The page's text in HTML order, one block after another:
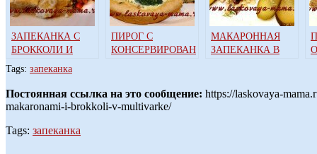
ЗАПЕКАНКА С
БРОККОЛИ И
ЦВЕТНОЙ
КАПУСТОЙ В
МУЛЬТИВАРКЕ
ПИРОГ С
КОНСЕРВИРОВАННОЙ
МУЛЬТИВАРКЕ
МАКАРОННАЯ
ЗАПЕКАНКА В
Tags: запеканка
Постоянная ссылка на это сообщение: https://laskovaya-
makaronami-i-brokkoli-v-multivarke/
Tags: запеканка